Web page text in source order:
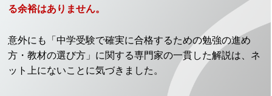
る余裕はありません。
意外にも「中学受験で確実に合格するための勉強の進め
方・教材の選び方」に関する専門家の一貫した解説は、ネ
ット上にないことに気づきました。